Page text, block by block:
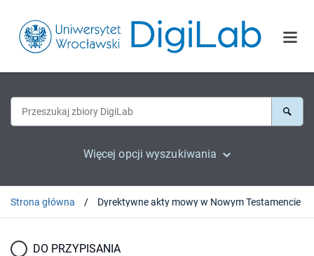
Więcej opcji wyszukiwania
Strona główna Dyrektywne akty mowy w Nowym Testamencie
DO PRZYPISANIA